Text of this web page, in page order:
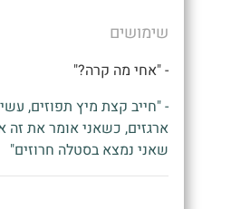
שימושים
- "אחי מה קרה?"
- "חייב קצת מיץ תפוזים,
ארגזים, כשאני אומר את זה
שאני נמצא בסטלה חרוזים"